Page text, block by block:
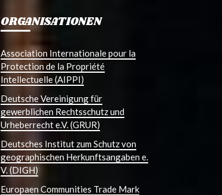
ORGANISATIONEN
Association Internationale pour la
Protection de la Propriété
Intellectuelle (AIPPI)
Deutsche Vereinigung für
gewerblichen Rechtsschutz und
Urheberrecht e.V. (GRUR)
Deutsches Institut zum Schutz von
geographischen Herkunftsangaben e.
V. (DIGH)
Europaen Communities Trade Mark